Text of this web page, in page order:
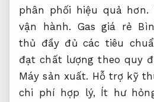
phân phối hiệu quả hơn.
vận hành. Gas giá rẻ
thủ đầy đủ các tiêu
đạt chất lượng theo quy
Máy sản xuất. Hỗ trợ kỹ
chi phí hợp lý, Ít hư